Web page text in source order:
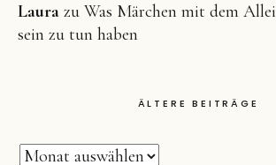
Laura zu Was Märchen mit dem
sein zu tun haben
ÄLTERE BEITRÄGE